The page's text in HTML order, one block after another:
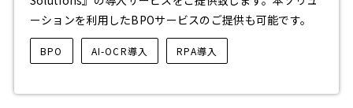
ーションを利用したBPOサービスのご提供も可能です。
BPO AI-OCR導入 RPA導入